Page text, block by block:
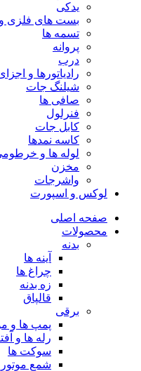
یدکی
بست های فلزی و
تسمه ها
پروانه
درب
رادیاتورها و
شیلنگ جات
صافی ها
فنرلول
کابل جات
کاسه نمدها
لوله ها و
مخزن
واشرجات
لوکس و اسپورت
صفحه اصلی
محصولات
بدنه
آینه ها
چراغ ها
زه بدنه
قالپاق
برقی
پمپ ها و
رله ها و
سوکت ها
شمع موتور